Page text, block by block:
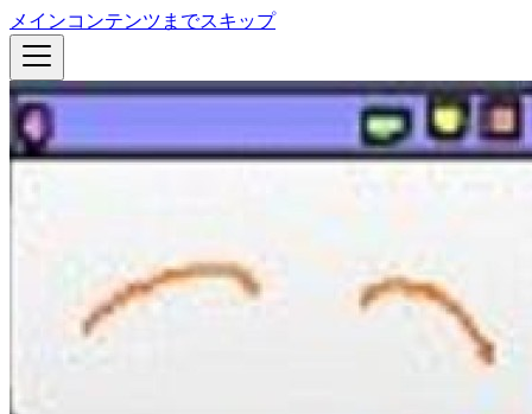
メインコンテンツまでスキップ